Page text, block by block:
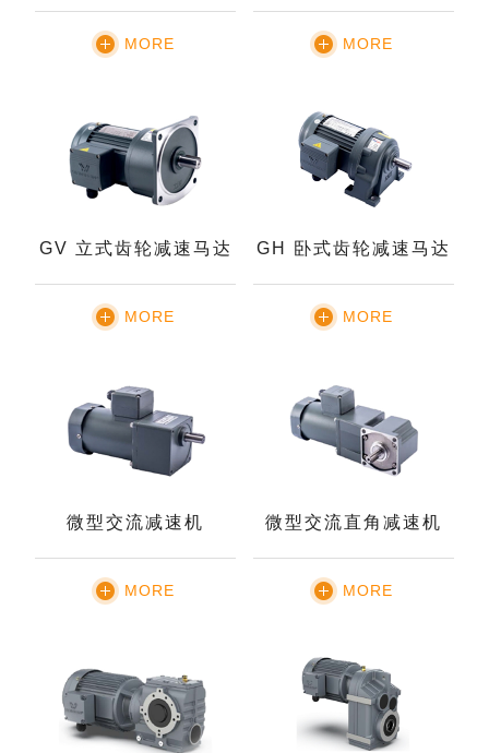
MORE MORE
GV 立式齿轮减速马达
MORE
GH 卧式齿轮减速马达
MORE
微型交流减速机
MORE
微型交流直角减速机
MORE